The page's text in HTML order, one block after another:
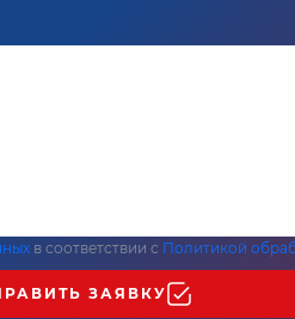
в соответствии с Политикой
ЗАЯВКУ